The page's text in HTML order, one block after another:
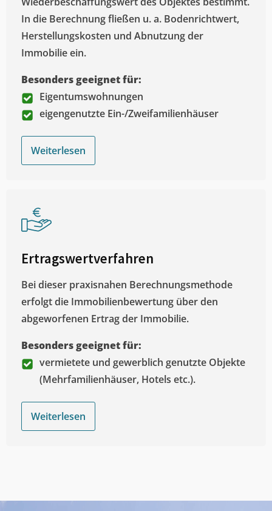
In die Berechnung fließen u. a. Bodenrichtwert,
Herstellungskosten und Abnutzung der
Immobilie ein.
Besonders geeignet für:
Eigentumswohnungen
eigengenutzte Ein-/Zweifamilienhäuser
Weiterlesen
Ertragswertverfahren
Bei dieser praxisnahen Berechnungsmethode
erfolgt die Immobilienbewertung über den
abgeworfenen Ertrag der Immobilie.
Besonders geeignet für:
vermietete und gewerblich genutzte Objekte
(Mehrfamilienhäuser, Hotels etc.).
Weiterlesen